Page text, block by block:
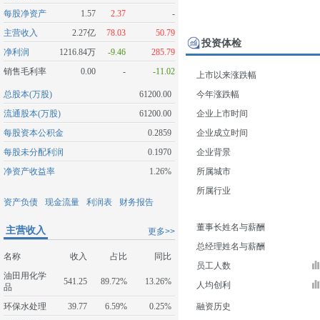
每股净资产
1.57 2.37
-
主营收入
2.27亿 78.03
50.79
净利润
1216.84万 -9.46
285.79
销售毛利率
0.00 - -11.02
总股本(万股)
61200.00
流通股本(万股)
61200.00
每股资本公积金
0.2859
每股未分配利润
0.1970
净资产收益率
1.26%
资产负债 现金流量 利润表 财务报告
更多>>
主营收入
名称 收入 占比
同比
油田用化学
品
541.25 89.72% 13.26%
环保水处理 39.77 6.59%
0.25%
投资体检
上市以来涨跌幅
今年涨跌幅
企业上市时间
企业成立时间
企业背景
所属城市
所属行业
董事长姓名与薪酬
总经理姓名与薪酬
员工人数
人均创利
融资历史